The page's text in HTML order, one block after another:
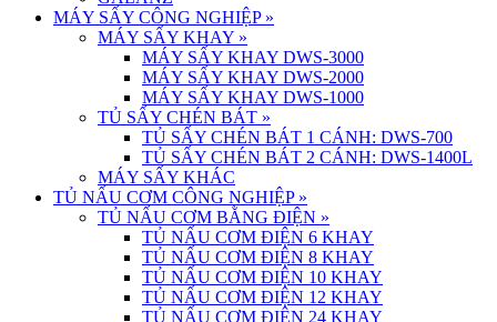
MÁY SẤY CÔNG NGHIỆP »
MÁY SẤY KHAY »
MÁY SẤY KHAY DWS-3000
MÁY SẤY KHAY DWS-2000
MÁY SẤY KHAY DWS-1000
TỦ SẤY CHÉN BÁT »
TỦ SẤY CHÉN BÁT 1 CÁNH: DWS-700
TỦ SẤY CHÉN BÁT 2 CÁNH: DWS-1400L
MÁY SẤY KHÁC
TỦ NẤU CƠM CÔNG NGHIỆP »
TỦ NẤU CƠM BẰNG ĐIỆN »
TỦ NẤU CƠM ĐIỆN 6 KHAY
TỦ NẤU CƠM ĐIỆN 8 KHAY
TỦ NẤU CƠM ĐIỆN 10 KHAY
TỦ NẤU CƠM ĐIỆN 12 KHAY
TỦ NẤU CƠM ĐIỆN 24 KHAY